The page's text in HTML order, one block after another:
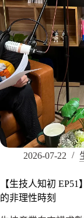
2026-07-22
【生技人知初
的非理性時刻